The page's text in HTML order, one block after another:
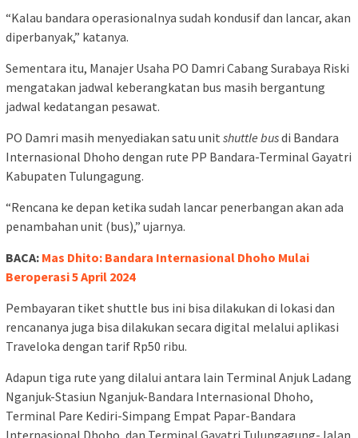
“Kalau bandara operasionalnya sudah kondusif dan lancar, akan
diperbanyak,” katanya.
Sementara itu, Manajer Usaha PO Damri Cabang Surabaya Riski
mengatakan jadwal keberangkatan bus masih bergantung
jadwal kedatangan pesawat.
PO Damri masih menyediakan satu unit shuttle busdi Bandara
Internasional Dhoho dengan rute PP Bandara-Terminal Gayatri
Kabupaten Tulungagung.
“Rencana ke depan ketika sudah lancar penerbangan akan ada
penambahan unit (bus),” ujarnya.
BACA: Mas Dhito: Bandara Internasional Dhoho Mulai
Beroperasi 5 April 2024
Pembayaran tiket shuttle bus ini bisa dilakukan di lokasi dan
rencananya juga bisa dilakukan secara digital melalui aplikasi
Traveloka dengan tarif Rp50 ribu.
Adapun tiga rute yang dilalui antara lain Terminal Anjuk Ladang
Nganjuk-Stasiun Nganjuk-Bandara Internasional Dhoho,
Terminal Pare Kediri-Simpang Empat Papar-Bandara
Internasional Dhoho, dan Terminal Gayatri Tulungagung-Jalan